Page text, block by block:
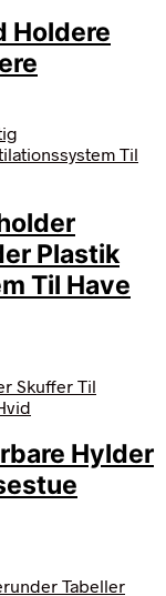
Holdere
Plastik
Til Have
Hylder